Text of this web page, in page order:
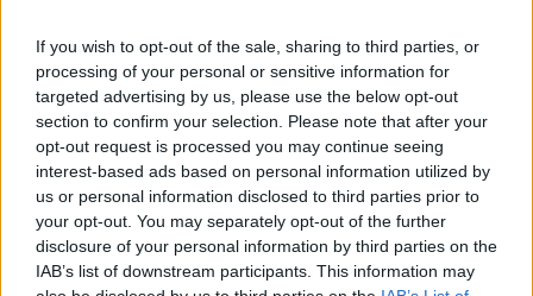
If you wish to opt-out of the sale, sharing to third parties, or
processing of your personal or sensitive information for
targeted advertising by us, please use the below opt-out
section to confirm your selection. Please note that after your
opt-out request is processed you may continue seeing
interest-based ads based on personal information utilized by
us or personal information disclosed to third parties prior to
your opt-out. You may separately opt-out of the further
disclosure of your personal information by third parties on the
IAB’s list of downstream participants. This information may
Kövess minket, és értesülj a friss hírekről a
Facebookon is!
Követem